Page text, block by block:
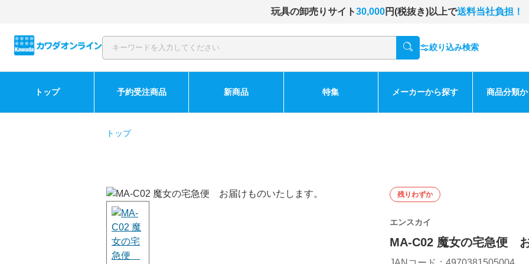
玩具の卸売りサイト30,000円(税抜き)以上で送料当社負担！
絞り込み検索
トップ 予約受注商品 新商品 特集 メーカーから探す 商品分類
トップ
残りわずか
エンスカイ
MA-C02 魔女の宅急便